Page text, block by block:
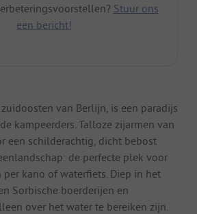
Stuur ons
een bericht!
van Berlijn, is een paradijs
kampeerders. Talloze zijarmen van
een schilderachtig, dicht bebost
de perfecte plek voor
kano of waterfiets. Diep in het
Sorbische boerderijen en
over het water te bereiken zijn.